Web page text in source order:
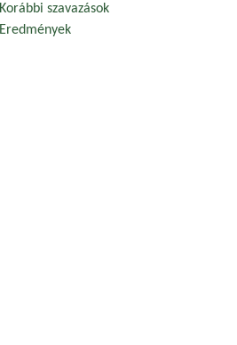
Korábbi szavazások
Eredmények